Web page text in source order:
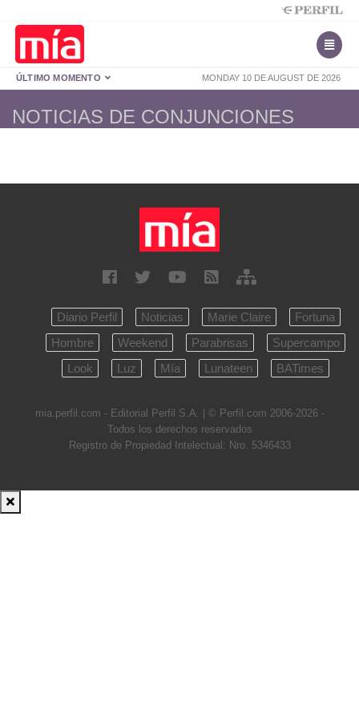
MONDAY 10 DE AUGUST DE 2026
ÚLTIMO MOMENTO
NOTICIAS DE CONJUNCIONES
Diario Perfil Noticias Marie Claire
Fortuna
Hombre
Weekend Parabrisas
Supercampo
Look
Luz Mía Lunateen BATimes
mia.perfil.com - Editorial Perfil S.A. | © Perfil.com 2006-2026 -
Todos los derechos reservados
Registro de Propiedad Intelectual: Nro. 5346433